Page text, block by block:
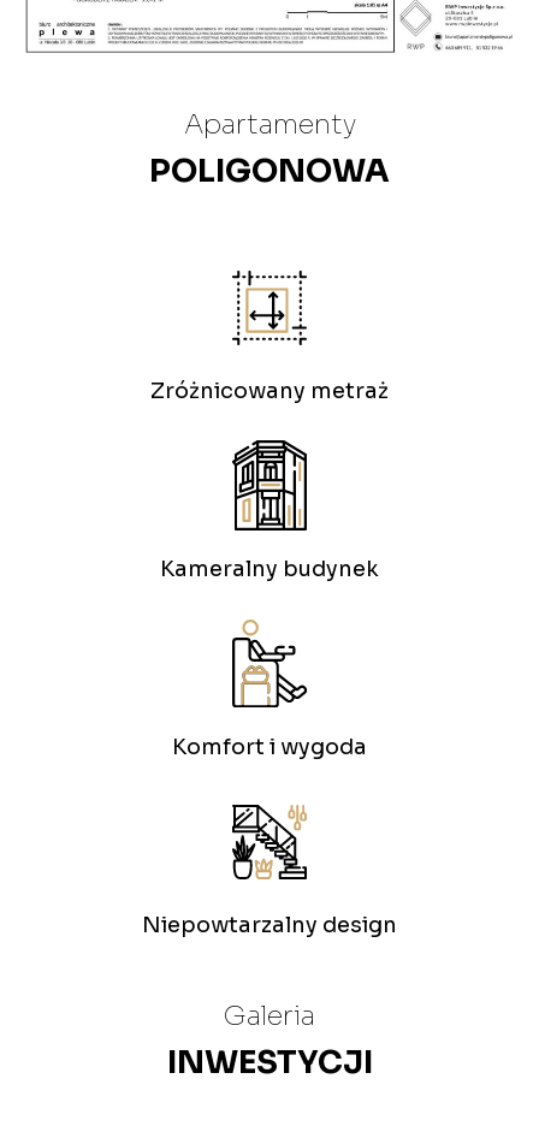
Apartamenty
POLIGONOWA
Zróżnicowany metraż
Kameralny budynek
Komfort i wygoda
Niepowtarzalny design
Galeria
INWESTYCJI